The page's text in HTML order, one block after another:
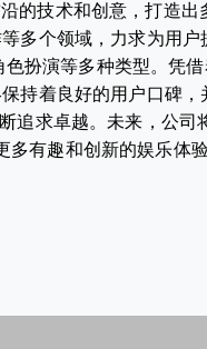
的技术和创意，打造出
多个领域，力求为用户
扮演等多种类型。凭
持着良好的用户口碑，
追求卓越。未来，公司
多有趣和创新的娱乐体